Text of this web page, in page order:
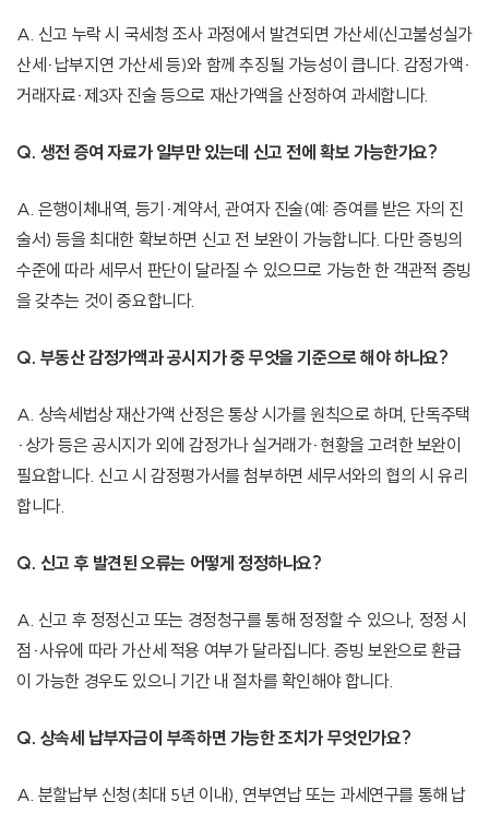
A. 신고 누락 시 국세청 조사 과정에서 발견되면 가산세(신고불성실가
산세·납부지연 가산세 등)와 함께 추징될 가능성이 큽니다. 감정가액·
거래자료·제3자 진술 등으로 재산가액을 산정하여 과세합니다.
Q. 생전 증여 자료가 일부만 있는데 신고 전에 확보 가능한가요?
A. 은행이체내역, 등기·계약서, 관여자 진술(예: 증여를 받은 자의 진
술서) 등을 최대한 확보하면 신고 전 보완이 가능합니다. 다만 증빙의
수준에 따라 세무서 판단이 달라질 수 있으므로 가능한 한 객관적 증빙
을 갖추는 것이 중요합니다.
Q. 부동산 감정가액과 공시지가 중 무엇을 기준으로 해야 하나요?
A. 상속세법상 재산가액 산정은 통상 시가를 원칙으로 하며, 단독주택
·상가 등은 공시지가 외에 감정가나 실거래가·현황을 고려한 보완이
필요합니다. 신고 시 감정평가서를 첨부하면 세무서와의 협의 시 유리
합니다.
Q. 신고 후 발견된 오류는 어떻게 정정하나요?
A. 신고 후 정정신고 또는 경정청구를 통해 정정할 수 있으나, 정정 시
점·사유에 따라 가산세 적용 여부가 달라집니다. 증빙 보완으로 환급
이 가능한 경우도 있으니 기간 내 절차를 확인해야 합니다.
Q. 상속세 납부자금이 부족하면 가능한 조치가 무엇인가요?
A. 분할납부 신청(최대 5년 이내), 연부연납 또는 과세연구를 통해 납